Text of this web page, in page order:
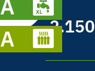
2.150